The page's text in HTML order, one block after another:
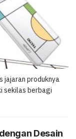
jajaran produknya
sekilas berbagi
Desain